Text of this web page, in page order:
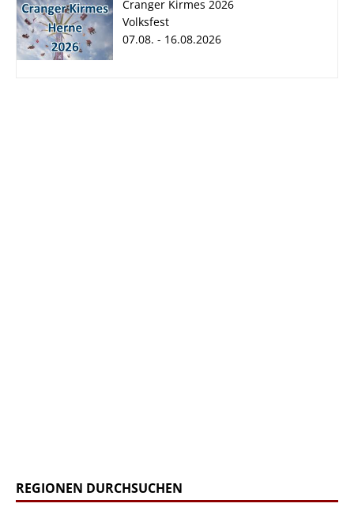
Cranger Kirmes 2026
Volksfest
07.08. - 16.08.2026
REGIONEN DURCHSUCHEN